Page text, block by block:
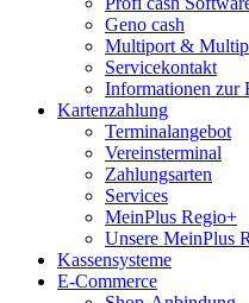
Geno cash
Multiport &
Servicekontakt
Informationen zur
Kartenzahlung
Terminalangebot
Vereinsterminal
Zahlungsarten
Services
MeinPlus Regio+
Unsere MeinPlus
Kassensysteme
E-Commerce